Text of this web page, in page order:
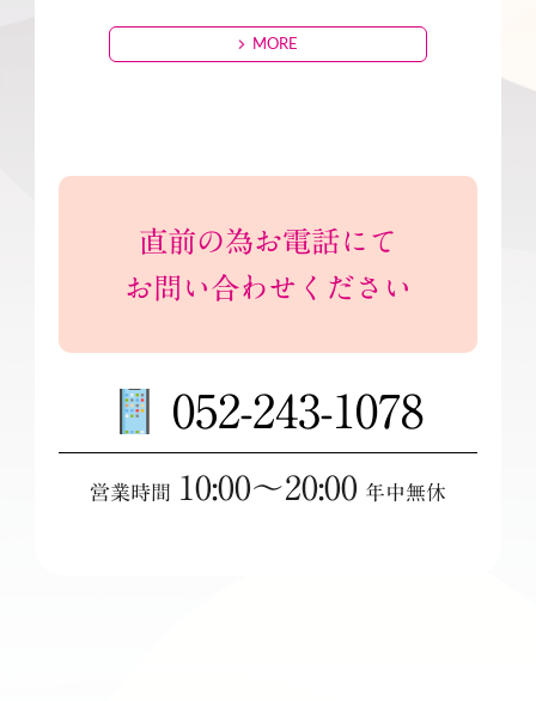
MORE
直前の為お電話にて
お問い合わせください
052-243-1078
営業時間 10:00～20:00 年中無休